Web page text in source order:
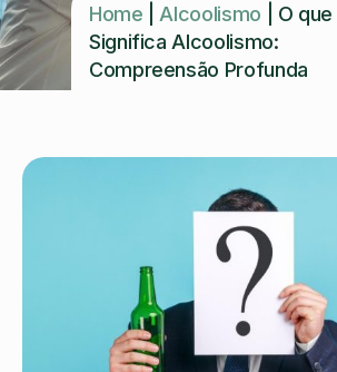
Home |Alcoolismo
O que
Significa Alcoolismo:
Compreensão Profunda